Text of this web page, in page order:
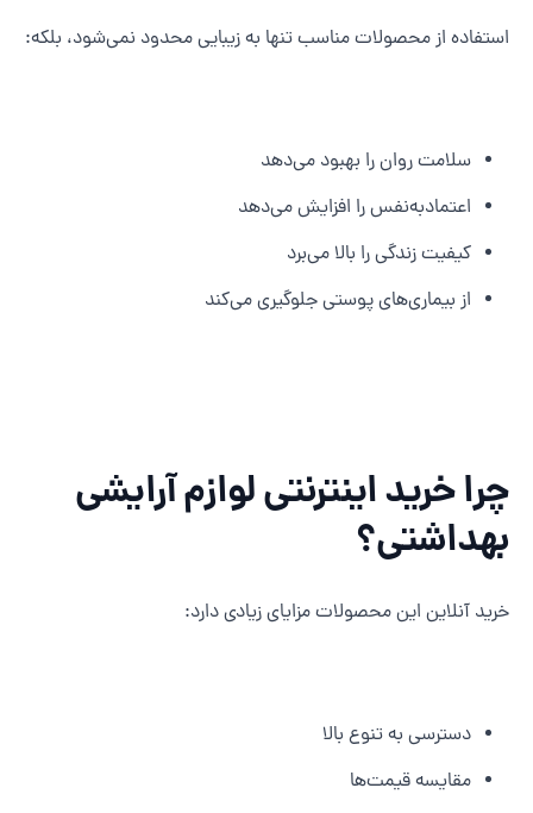
از محصولات مناسب تنها به زیبایی محدود نمی‌شود، بلکه:
سلامت روان را بهبود می‌دهد
اعتمادبه‌نفس را افزایش می‌دهد
کیفیت زندگی را بالا می‌برد
از بیماری‌های پوستی جلوگیری می‌کند
خرید اینترنتی لوازم آرایشی
آنلاین این محصولات مزایای زیادی دارد:
دسترسی به تنوع بالا
مقایسه قیمت‌ها